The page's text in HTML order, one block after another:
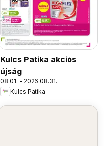
Kulcs Patika akciós
újság
08.01. - 2026.08.31.
Kulcs Patika